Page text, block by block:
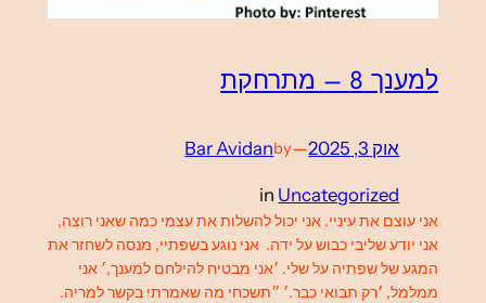
למענך 8 – מתרחקת
אוק 3, 2025 —
by
Bar Avidan
in Uncategorized
אני עוצם את עיניי. אני יכול להשלות את עצמי כמה שאני רוצה,
אני יודע שליבי כבוש על ידה. אני נוגע בשפתיי, מנסה לשחזר את
המגע של שפתיה על שלי. ׳אני מבטיח להילחם למענך,׳ אני
ממלמל, ׳רק תבואי כבר.׳ ״תשכחי מה שאמרתי בקשר למריה.